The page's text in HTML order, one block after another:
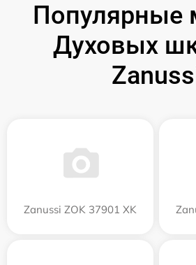
Популярные
Духовых
Zanussi ZOK 37901 XK